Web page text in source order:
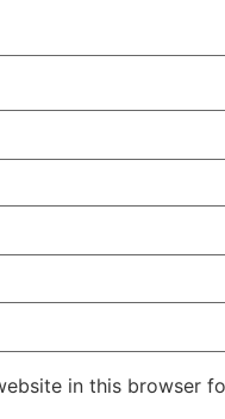
in this browser